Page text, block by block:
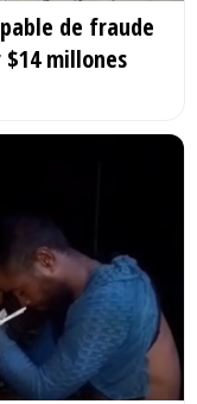
de fraude
millones